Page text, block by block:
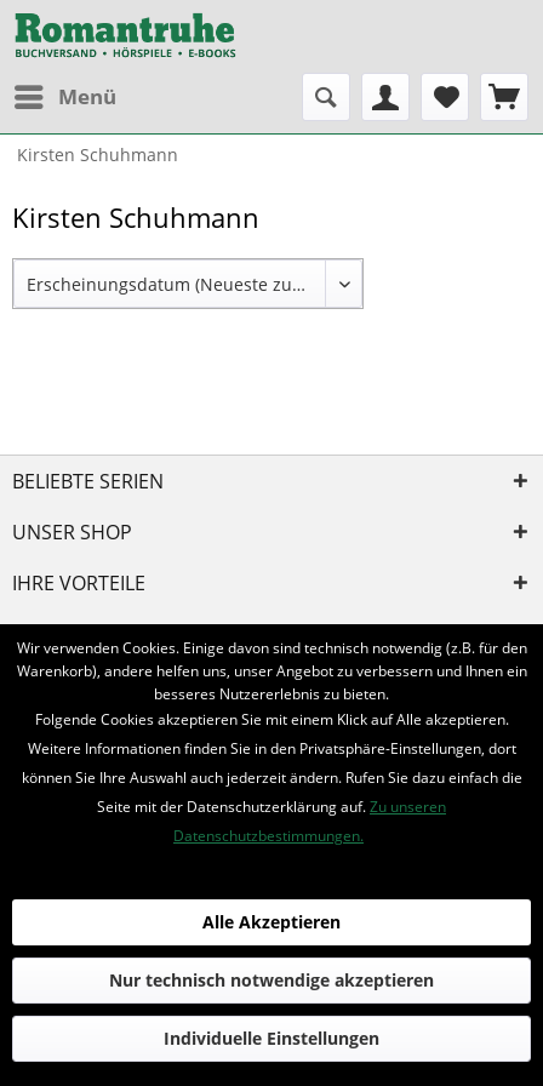
Menü
Kirsten Schuhmann
Kirsten Schuhmann
BELIEBTE SERIEN
UNSER SHOP
IHRE VORTEILE
INFORMIERT BLEIBEN
Bestellung widerrufen
* Alle Preise inkl. MwSt. und zzgl. Bearbeitungspauschale
© 2016-2022 Romantruhe - Buchversand, Joachim Otto
die profilschmiede - Internetagentur
Wir verwenden Cookies. Einige davon sind technisch notwendig (z.B. für den
Warenkorb), andere helfen uns, unser Angebot zu verbessern und Ihnen ein
besseres Nutzererlebnis zu bieten.
Folgende Cookies akzeptieren Sie mit einem Klick auf Alle akzeptieren.
Weitere Informationen finden Sie in den Privatsphäre-Einstellungen, dort
können Sie Ihre Auswahl auch jederzeit ändern. Rufen Sie dazu einfach die
Seite mit der Datenschutzerklärung auf.Zu unseren
Datenschutzbestimmungen.
Individuelle Einstellungen
Nur technisch notwendige akzeptieren
Alle Akzeptieren